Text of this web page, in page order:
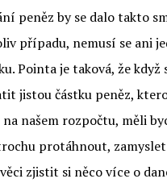
peněz by se dalo takto
případu, nemusí se ani
Pointa je taková, že když
jistou částku peněz,
našem rozpočtu, měli
protáhnout, zamyslet
zjistit si něco více o